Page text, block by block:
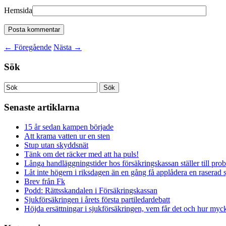
Hemsida
← Föregående Nästa →
Sök
Senaste artiklarna
15 år sedan kampen började
Att krama vatten ur en sten
Stup utan skyddsnät
Tänk om det räcker med att ha puls!
Långa handläggningstider hos försäkringskassan ställer till
Låt inte högern i riksdagen än en gång få applådera en raserad
Brev från Fk
Podd: Rättsskandalen i Försäkringskassan
Sjukförsäkringen i årets första partiledardebatt
Höjda ersättningar i sjukförsäkringen, vem får det och hur